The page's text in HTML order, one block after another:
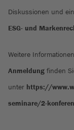
Diskussionen und
ESG- und
Weitere
Anmeldung finden
unter https://
seminare/2-